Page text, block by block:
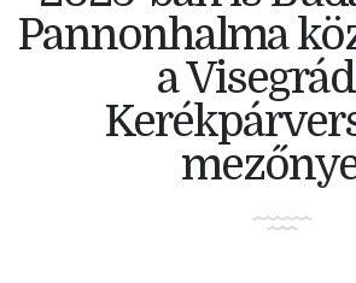
Pannonhalma
a